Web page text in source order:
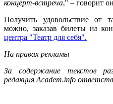
концерт-встреча," – говорит
Получить удовольствие от
можно, заказав билеты на
центра "Театр для себя".
На правах рекламы
За содержание текстов
редакция Academ.info